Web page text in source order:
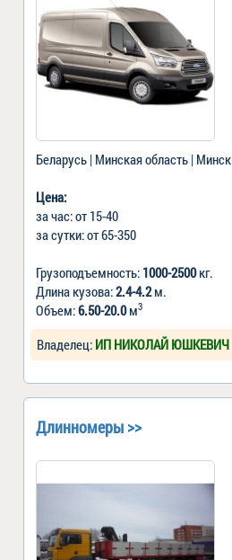
Беларусь | Минская область | Минск
Цена:
за час: от 15-40
за сутки: от 65-350
Грузоподъемность: 1000-2500кг.
Длина кузова:2.4-4.2м.
Объем:6.50-20.0м3
Владелец: ИП НИКОЛАЙ ЮШКЕВИЧ
Длинномеры >>